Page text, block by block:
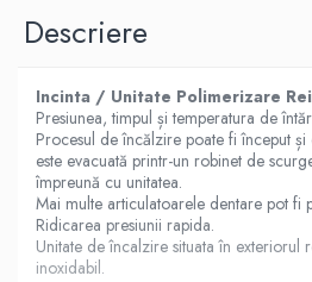
Descriere
Incinta / Unitate Polimerizare
Presiunea, timpul și temperatura de
Procesul de încălzire poate fi început și
este evacuată printr-un robinet de
împreună cu unitatea.
Mai multe articulatoarele dentare pot fi
Ridicarea presiunii rapida.
Unitate de încalzire situata în exteriorul
inoxidabil.